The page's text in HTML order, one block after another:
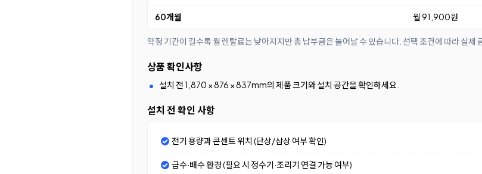
60개월 월 91,900원
약정 기간이 길수록 월 렌탈료는 낮아지지만 총 납부금은 늘어날 수 있습니다. 선택 조건에 따라 실제
상품 확인사항
설치 전 1,870 × 876 × 837mm의 제품 크기와 설치 공간을 확인하세요.
설치 전 확인 사항
전기 용량과 콘센트 위치 (단상/삼상 여부 확인)
급수·배수 환경 (필요 시 정수기·조리기 연결 가능 여부)